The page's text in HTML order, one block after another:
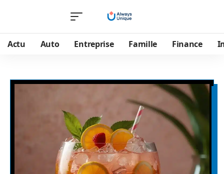
Actu Auto Entreprise Famille Finance